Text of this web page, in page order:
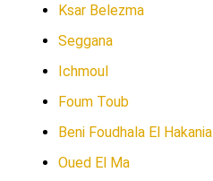
Ksar Belezma
Seggana
Ichmoul
Foum Toub
Beni Foudhala El Hakania
Oued El Ma